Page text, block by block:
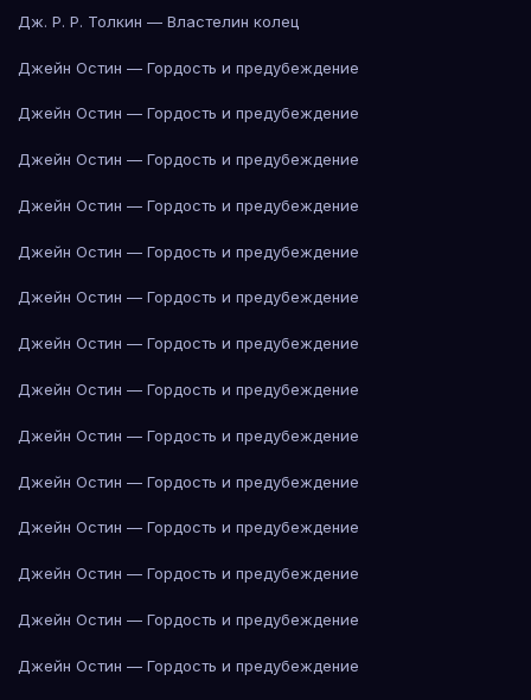
Дж. Р. Р. Толкин — Властелин колец
Джейн Остин — Гордость и предубеждение
Джейн Остин — Гордость и предубеждение
Джейн Остин — Гордость и предубеждение
Джейн Остин — Гордость и предубеждение
Джейн Остин — Гордость и предубеждение
Джейн Остин — Гордость и предубеждение
Джейн Остин — Гордость и предубеждение
Джейн Остин — Гордость и предубеждение
Джейн Остин — Гордость и предубеждение
Джейн Остин — Гордость и предубеждение
Джейн Остин — Гордость и предубеждение
Джейн Остин — Гордость и предубеждение
Джейн Остин — Гордость и предубеждение
Джейн Остин — Гордость и предубеждение